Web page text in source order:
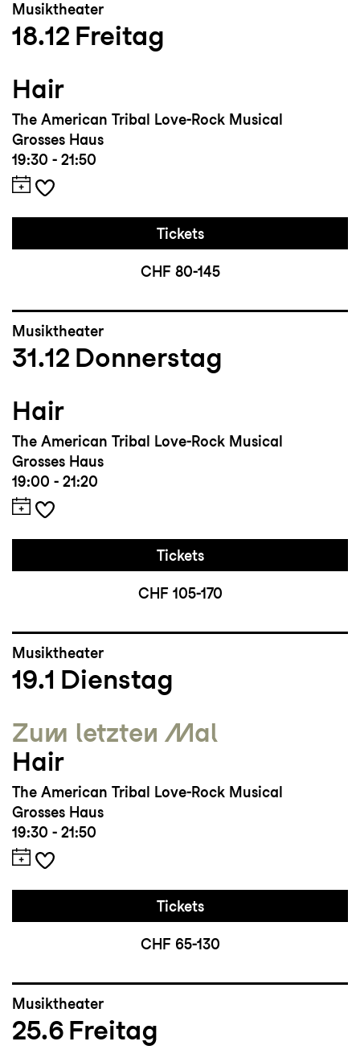
Musiktheater
18.12 Freitag
Hair
The American Tribal Love-Rock Musical
Grosses Haus
19:30 - 21:50
Tickets
CHF 80-145
Musiktheater
31.12 Donnerstag
Hair
The American Tribal Love-Rock Musical
Grosses Haus
19:00 - 21:20
Tickets
CHF 105-170
Musiktheater
19.1 Dienstag
Zum letzten Mal
Hair
The American Tribal Love-Rock Musical
Grosses Haus
19:30 - 21:50
Tickets
CHF 65-130
Musiktheater
25.6 Freitag